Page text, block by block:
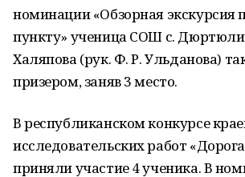
номинации «Обзорная экскурсия
пункту» ученица СОШ с.
Халяпова (рук. Ф. Р. Ульданова)
призером, заняв 3 место.
В республиканском конкурсе
исследовательских работ
приняли участие 4 ученика. В